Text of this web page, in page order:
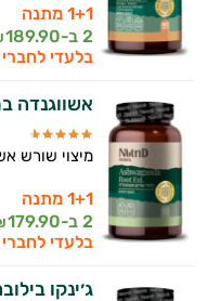
1+1 מתנה
2 ב-
189.90
בלעדי לחברי
אשווגנדה
מיצוי שורש
1+1 מתנה
2 ב-
179.90
בלעדי לחברי
ג׳ינקו